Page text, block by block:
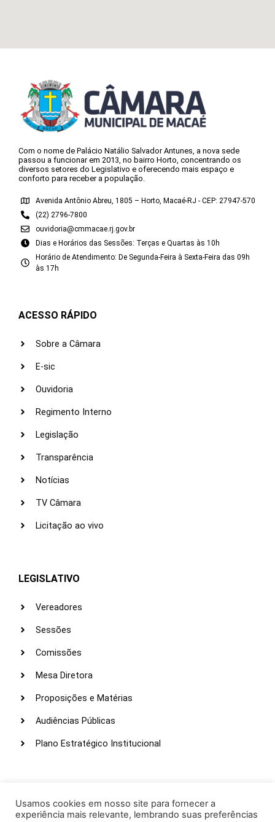
Com o nome de Palácio Natálio Salvador Antunes, a nova sede
passou a funcionar em 2013, no bairro Horto, concentrando os
diversos setores do Legislativo e oferecendo mais espaço e
conforto para receber a população.
Avenida Antônio Abreu, 1805 – Horto, Macaé-RJ - CEP: 27947-570
(22) 2796-7800
ouvidoria@cmmacae.rj.gov.br
Dias e Horários das Sessões: Terças e Quartas às 10h
Horário de Atendimento: De Segunda-Feira à Sexta-Feira das 09h
às 17h
ACESSO RÁPIDO
Sobre a Câmara
E-sic
Ouvidoria
Regimento Interno
Legislação
Transparência
Notícias
TV Câmara
Licitação ao vivo
LEGISLATIVO
Vereadores
Sessões
Comissões
Mesa Diretora
Proposições e Matérias
Audiências Públicas
Plano Estratégico Institucional
Webmail
Usamos cookies em nosso site para fornecer a
experiência mais relevante, lembrando suas preferências